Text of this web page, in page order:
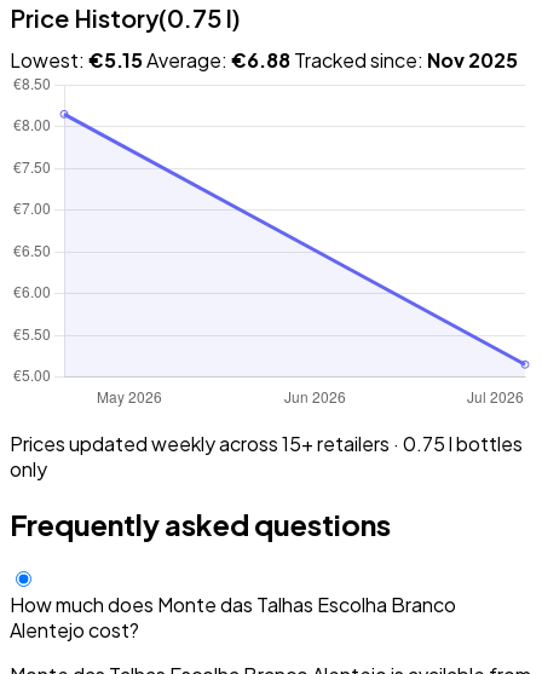
Price History(0.75 l)
Lowest: €5.15Average: €6.88Tracked since: Nov 2025
Prices updated weekly across 15+ retailers · 0.75 l bottles
only
Frequently asked questions
How much does Monte das Talhas Escolha Branco
Alentejo cost?